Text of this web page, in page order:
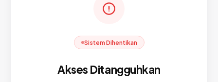
Sistem Dihentikan
Akses Ditangguhkan